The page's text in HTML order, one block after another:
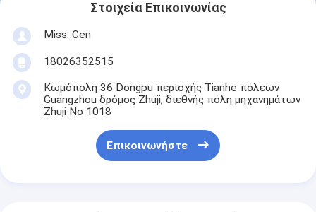
Στοιχεία Επικοινωνίας
Miss. Cen
18026352515
Κωμόπολη 36 Dongpu περιοχής Tianhe πόλεων
Guangzhou δρόμος Zhuji, διεθνής πόλη μηχανημάτων
Zhuji Νο 1018
Επικοινωνήστε